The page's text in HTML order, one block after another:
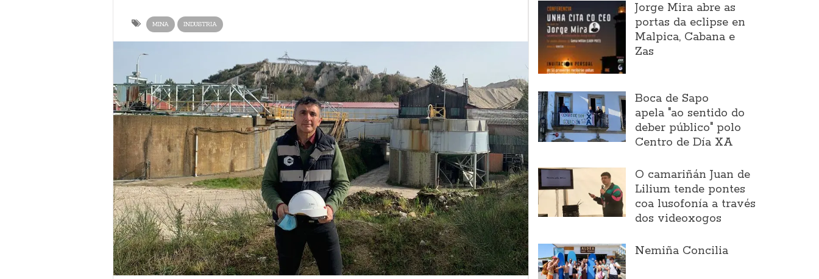
MINA INDUSTRIA
Jorge Mira abre as
portas da eclipse en
Malpica, Cabana e
Zas
Boca de Sapo
apela "ao sentido do
deber público" polo
Centro de Día XA
O camariñán Juan de
Lilium tende pontes
coa lusofonía a través
dos videoxogos
Nemiña Concilia